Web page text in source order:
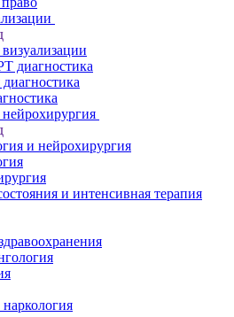
диагностика
и нейрохирургия
и интенсивная терапия